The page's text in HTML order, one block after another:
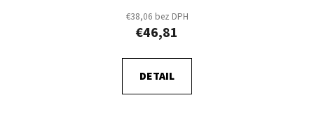
€38,06 bez DPH
€46,81
DETAIL